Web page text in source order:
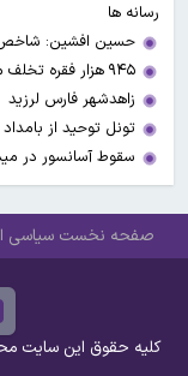
رسانه ها
حسین افشین:
۹۴۵ هزار فقره تخلف موتورسواران در تهران
زاهدشهر فارس لرزید
تونل توحید از
سقوط آسانسور در میدان
صفحه نخست سیاسی
کلیه حقوق این سایت